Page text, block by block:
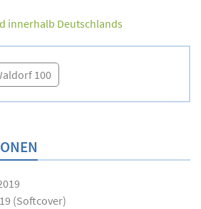
innerhalb Deutschlands
100
(Softcover)